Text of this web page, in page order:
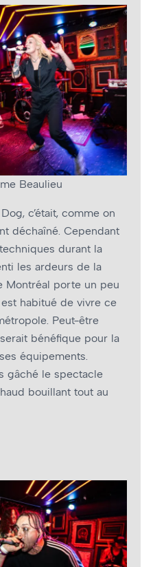
Beaulieu
c’était, comme on
déchaîné. Cependant
durant la
les ardeurs de la
Montréal porte un peu
habitué de vivre ce
Peut-être
bénéfique pour la
équipements.
gâché le spectacle
bouillant tout au